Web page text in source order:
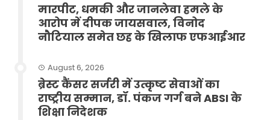
मारपीट, धमकी और जानलेवा हमले के
आरोप में दीपक जायसवाल, विनोद
नौटियाल समेत छह के खिलाफ एफआईआर
August 6, 2026
ब्रेस्ट कैंसर सर्जरी में उत्कृष्ट सेवाओं का
राष्ट्रीय सम्मान, डॉ. पंकज गर्ग बने ABSI के
शिक्षा निदेशक